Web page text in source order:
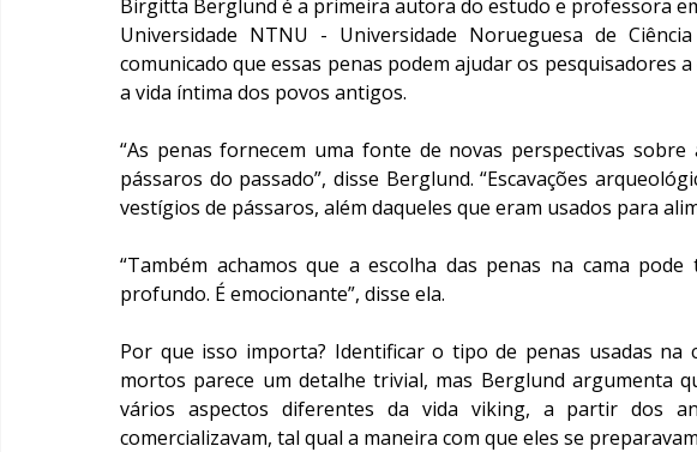
Birgitta Berglund é a primeira autora do estudo e professora
Universidade NTNU - Universidade Norueguesa de
comunicado que essas penas podem ajudar os pesquisadores
a vida íntima dos povos antigos.
“As penas fornecem uma fonte de novas perspectivas
pássaros do passado”, disse Berglund. “Escavações
vestígios de pássaros, além daqueles que eram usados para
“Também achamos que a escolha das penas na cama
profundo. É emocionante”, disse ela.
Por que isso importa? Identificar o tipo de penas usadas na
mortos parece um detalhe trivial, mas Berglund argumenta
vários aspectos diferentes da vida viking, a partir dos
comercializavam, tal qual a maneira com que eles se